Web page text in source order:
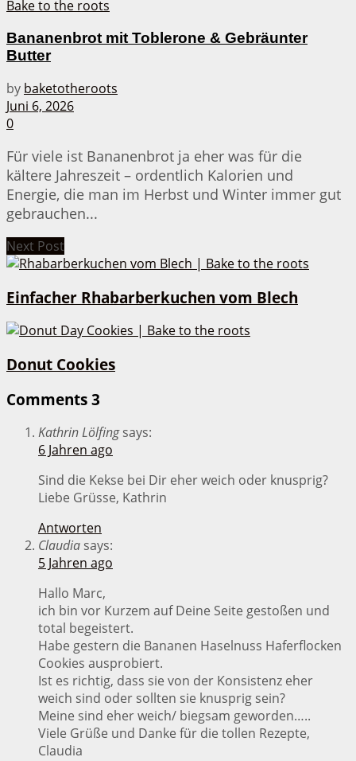
Bananenbrot mit Toblerone & Gebräunter
Butter
by baketotheroots
Juni 6, 2026
0
Für viele ist Bananenbrot ja eher was für die
kältere Jahreszeit – ordentlich Kalorien und
Energie, die man im Herbst und Winter immer gut
gebrauchen...
Next Post
Einfacher Rhabarberkuchen vom Blech
Donut Cookies
Comments 3
Kathrin Lölfing says:
6 Jahren ago
Sind die Kekse bei Dir eher weich oder knusprig?
Liebe Grüsse, Kathrin
Antworten
Claudia says:
5 Jahren ago
Hallo Marc,
ich bin vor Kurzem auf Deine Seite gestoßen und
total begeistert.
Habe gestern die Bananen Haselnuss Haferflocken
Cookies ausprobiert.
Ist es richtig, dass sie von der Konsistenz eher
weich sind oder sollten sie knusprig sein?
Meine sind eher weich/ biegsam geworden…..
Viele Grüße und Danke für die tollen Rezepte,
Claudia